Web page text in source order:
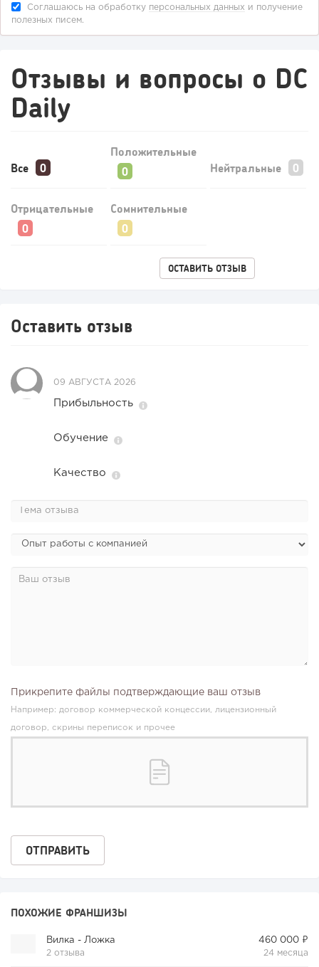
187
интернет-магазине...
Конференции августа 2026: лучшие мероприятия месяца
для бизнеса,...
Соглашаюсь на обработку персональных данных и получение
полезных писем.
Отзывы и вопросы о DC
Daily
Все
Положительные
Нейтральные
Отрицательные Сомнительные
ОСТАВИТЬ ОТЗЫВ
Оставить отзыв
09 АВГУСТА 2026
Прибыльность
Обучение
Качество
Прикрепите файлы подтверждающие ваш отзыв
Например: договор коммерческой концессии, лицензионный
договор, скрины переписок и прочее
ПОХОЖИЕ ФРАНШИЗЫ
Вилка - Ложка
2 отзыва
460 000 ₽
24 месяца